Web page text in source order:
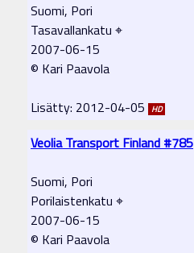
Suomi, Pori
Tasavallankatu ⌖
2007-06-15
© Kari Paavola
Lisätty: 2012-04-05 HD
Veolia Transport Finland #785
Suomi, Pori
Porilaistenkatu ⌖
2007-06-15
© Kari Paavola